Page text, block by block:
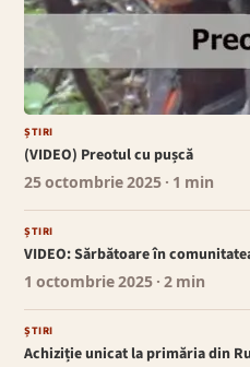
ȘTIRI
(VIDEO) Preotul cu pușcă
25 octombrie 2025 · 1 min
ȘTIRI
VIDEO: Sărbătoare în
1 octombrie 2025 · 2 min
ȘTIRI
Achiziție unicat la primăria din